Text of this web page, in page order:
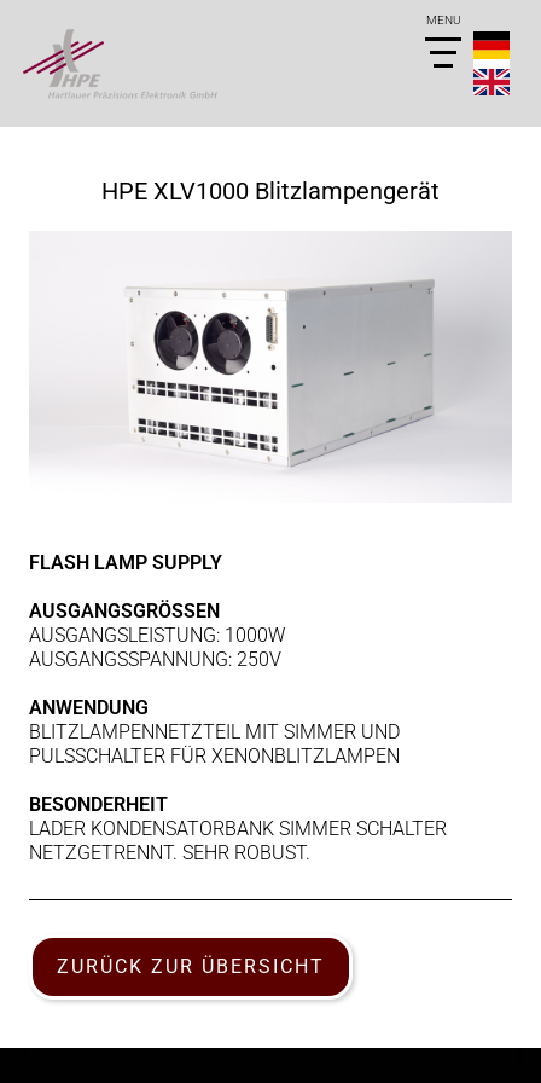
HPE XLV1000 Blitzlampengerät
FLASH LAMP SUPPLY
AUSGANGSGRÖSSEN
AUSGANGSLEISTUNG: 1000W
AUSGANGSSPANNUNG: 250V
ANWENDUNG
BLITZLAMPENNETZTEIL MIT SIMMER UND
PULSSCHALTER FÜR XENONBLITZLAMPEN
BESONDERHEIT
LADER KONDENSATORBANK SIMMER SCHALTER
NETZGETRENNT. SEHR ROBUST.
ZURÜCK ZUR ÜBERSICHT